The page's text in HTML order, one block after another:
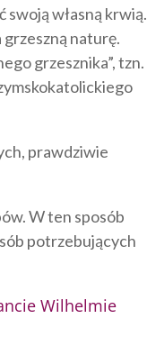
swoją własną krwią.
naturę.
grzesznika”, tzn.
prawdziwie
W ten sposób
potrzebujących
Wilhelmie